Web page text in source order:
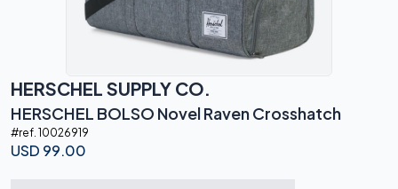
HERSCHEL SUPPLY CO.
HERSCHEL BOLSO Novel Raven Crosshatch
#ref. 10026919
USD 99.00